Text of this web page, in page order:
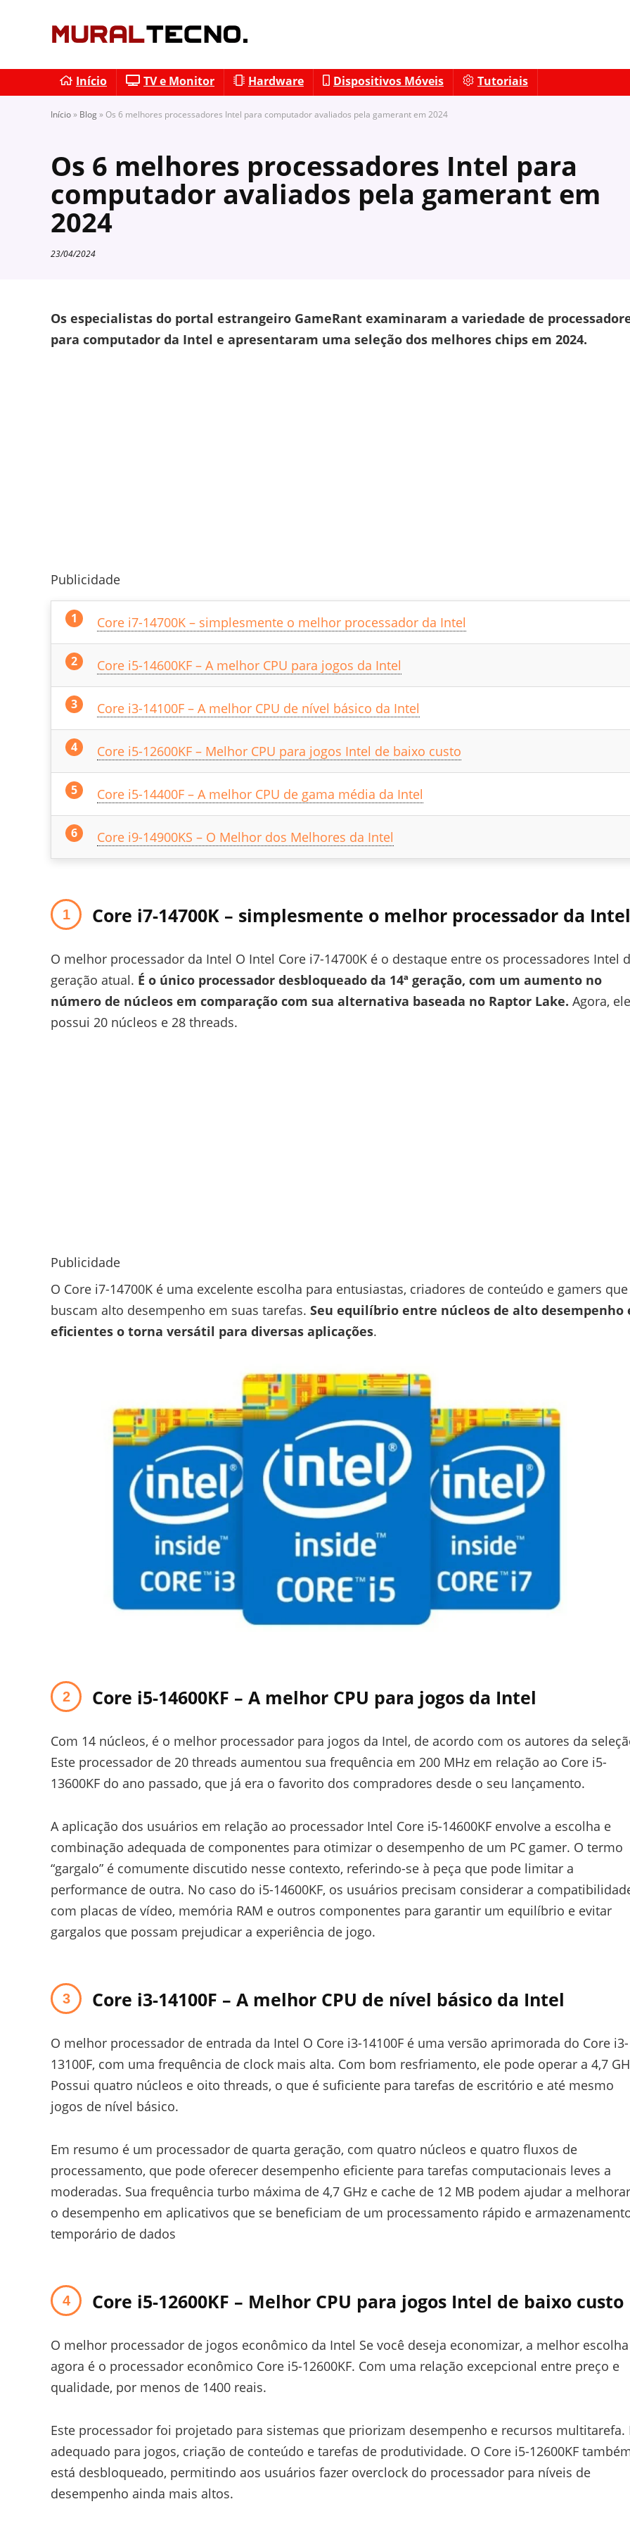
Início TV e Monitor Hardware Dispositivos Móveis Tutoriais
Início» Blog»Os 6 melhores processadores Intel para computador avaliados pela gamerant em 2024
Os 6 melhores processadores Intel para
computador avaliados pela gamerant em
2024
23/04/2024
Os especialistas do portal estrangeiro GameRant examinaram a variedade de
para computador da Intel e apresentaram uma seleção dos melhores chips em 2024.
Publicidade
Core i7-14700K – simplesmente o melhor processador da Intel
Core i5-14600KF – A melhor CPU para jogos da Intel
Core i3-14100F – A melhor CPU de nível básico da Intel
Core i5-12600KF – Melhor CPU para jogos Intel de baixo custo
Core i5-14400F – A melhor CPU de gama média da Intel
Core i9-14900KS – O Melhor dos Melhores da Intel
Core i7-14700K – simplesmente o melhor processador da Intel
O melhor processador da Intel O Intel Core i7-14700K é o destaque entre os processadores Intel
geração atual. É o único processador desbloqueado da 14ª geração, com um aumento no
número de núcleos em comparação com sua alternativa baseada no Raptor Lake. Agora, ele
possui 20 núcleos e 28 threads.
Publicidade
O Core i7-14700K é uma excelente escolha para entusiastas, criadores de conteúdo e gamers que
buscam alto desempenho em suas tarefas. Seu equilíbrio entre núcleos de alto desempenho
eficientes o torna versátil para diversas aplicações.
Core i5-14600KF – A melhor CPU para jogos da Intel
Com 14 núcleos, é o melhor processador para jogos da Intel, de acordo com os autores da
Este processador de 20 threads aumentou sua frequência em 200 MHz em relação ao Core i5-
13600KF do ano passado, que já era o favorito dos compradores desde o seu lançamento.
A aplicação dos usuários em relação ao processador Intel Core i5-14600KF envolve a escolha e
combinação adequada de componentes para otimizar o desempenho de um PC gamer. O termo
“gargalo” é comumente discutido nesse contexto, referindo-se à peça que pode limitar a
performance de outra. No caso do i5-14600KF, os usuários precisam considerar a
com placas de vídeo, memória RAM e outros componentes para garantir um equilíbrio e evitar
gargalos que possam prejudicar a experiência de jogo.
Core i3-14100F – A melhor CPU de nível básico da Intel
O melhor processador de entrada da Intel O Core i3-14100F é uma versão aprimorada do Core i3-
13100F, com uma frequência de clock mais alta. Com bom resfriamento, ele pode operar a 4,7
Possui quatro núcleos e oito threads, o que é suficiente para tarefas de escritório e até mesmo
jogos de nível básico.
Em resumo é um processador de quarta geração, com quatro núcleos e quatro fluxos de
processamento, que pode oferecer desempenho eficiente para tarefas computacionais leves a
moderadas. Sua frequência turbo máxima de 4,7 GHz e cache de 12 MB podem ajudar a melhorar
o desempenho em aplicativos que se beneficiam de um processamento rápido e
temporário de dados
Core i5-12600KF – Melhor CPU para jogos Intel de baixo custo
O melhor processador de jogos econômico da Intel Se você deseja economizar, a melhor escolha
agora é o processador econômico Core i5-12600KF. Com uma relação excepcional entre preço e
qualidade, por menos de 1400 reais.
Este processador foi projetado para sistemas que priorizam desempenho e recursos multitarefa.
adequado para jogos, criação de conteúdo e tarefas de produtividade. O Core i5-12600KF
está desbloqueado, permitindo aos usuários fazer overclock do processador para níveis de
desempenho ainda mais altos.